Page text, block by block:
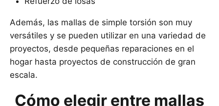
Además, las mallas de simple torsión son muy
versátiles y se pueden utilizar en una variedad de
proyectos, desde pequeñas reparaciones en el
hogar hasta proyectos de construcción de gran
escala.
Cómo elegir entre mallas